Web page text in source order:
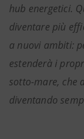
hub energetici.
diventare più
a nuovi ambiti:
estenderà i
sotto-mare, che
diventando